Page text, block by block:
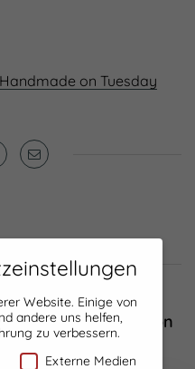
Handmade on Tuesday
– Herbstkombi von
pelle
Website. Einige von
andere uns helfen,
zu verbessern.
Externe Medien